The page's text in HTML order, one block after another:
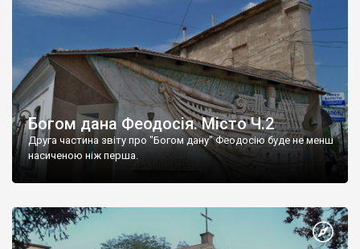
Богом дана Феодосія. Місто Ч.2
Друга частина звіту про "Богом дану" Феодосію буде не менш
насиченою ніж перша.